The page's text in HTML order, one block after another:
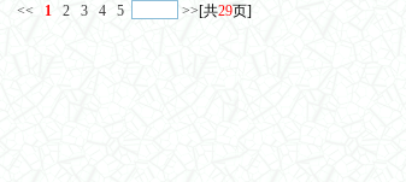
<< 1 2 3 4 5 >>[共29页]